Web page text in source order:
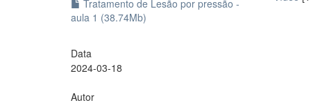
Tratamento de Lesão por pressão -
aula 1 (38.74Mb)
Data
2024-03-18
Autor